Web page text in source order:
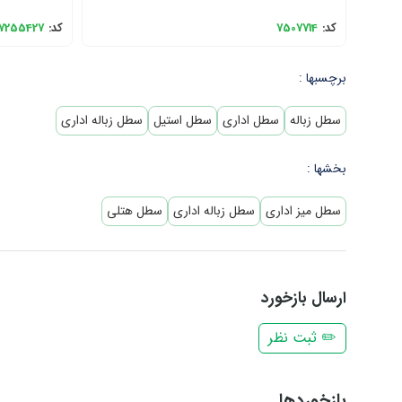
کد: 7507714 کد:
برچسبها :
سطل زباله سطل اداری سطل استیل سطل زباله اداری
بخشها :
سطل میز اداری سطل زباله اداری سطل هتلی
ارسال بازخورد
✏️ ثبت نظر